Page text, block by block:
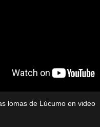
lomas de Lúcumo en video